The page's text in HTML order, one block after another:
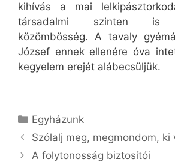
kihívás a mai
társadalmi szinten is
közömbösség. A tavaly
József ennek ellenére óva
kegyelem erejét alábecsüljük.
Kategória
Egyházunk
Szólalj meg, megmondom, ki
A folytonosság biztosítói